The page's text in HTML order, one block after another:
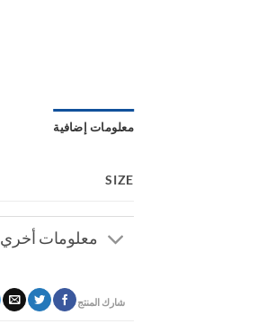
معلومات إضافية
SIZE
معلومات أخري
شارك المنتج